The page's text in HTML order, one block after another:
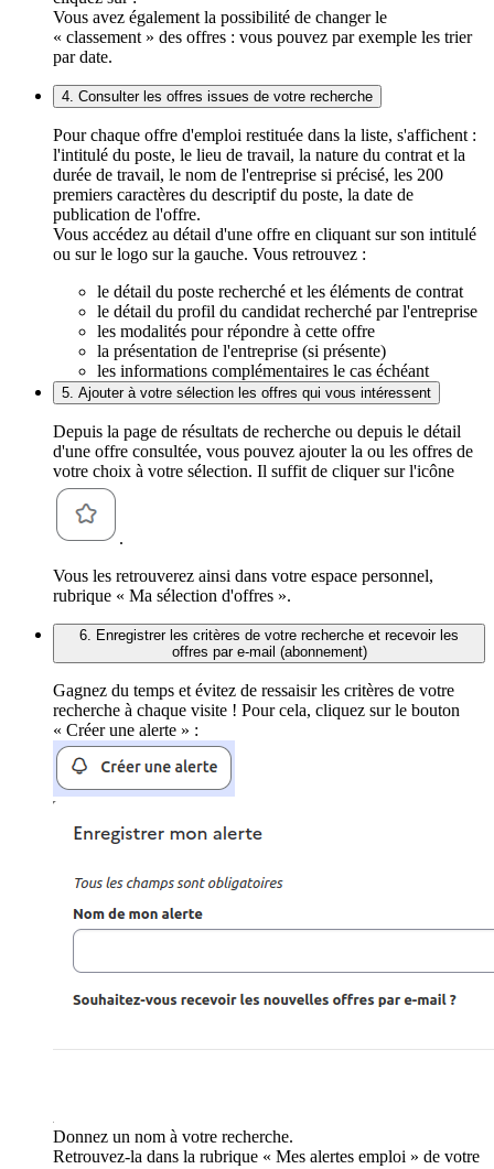
Vous avez également la possibilité de changer le
« classement » des offres : vous pouvez par exemple les trier
par date.
4. Consulter les offres issues de votre recherche
Pour chaque offre d'emploi restituée dans la liste, s'affichent :
l'intitulé du poste, le lieu de travail, la nature du contrat et la
durée de travail, le nom de l'entreprise si précisé, les 200
premiers caractères du descriptif du poste, la date de
publication de l'offre.
Vous accédez au détail d'une offre en cliquant sur son intitulé
ou sur le logo sur la gauche. Vous retrouvez :
le détail du poste recherché et les éléments de contrat
le détail du profil du candidat recherché par l'entreprise
les modalités pour répondre à cette offre
la présentation de l'entreprise (si présente)
les informations complémentaires le cas échéant
5. Ajouter à votre sélection les offres qui vous intéressent
Depuis la page de résultats de recherche ou depuis le détail
d'une offre consultée, vous pouvez ajouter la ou les offres de
votre choix à votre sélection. Il suffit de cliquer sur l'icône
.
Vous les retrouverez ainsi dans votre espace personnel,
rubrique « Ma sélection d'offres ».
6. Enregistrer les critères de votre recherche et recevoir les
offres par e-mail (abonnement)
Gagnez du temps et évitez de ressaisir les critères de votre
recherche à chaque visite ! Pour cela, cliquez sur le bouton
« Créer une alerte » :
Donnez un nom à votre recherche.
Retrouvez-la dans la rubrique « Mes alertes emploi » de votre